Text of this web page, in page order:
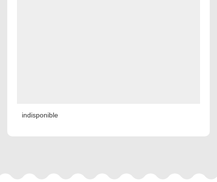
indisponible